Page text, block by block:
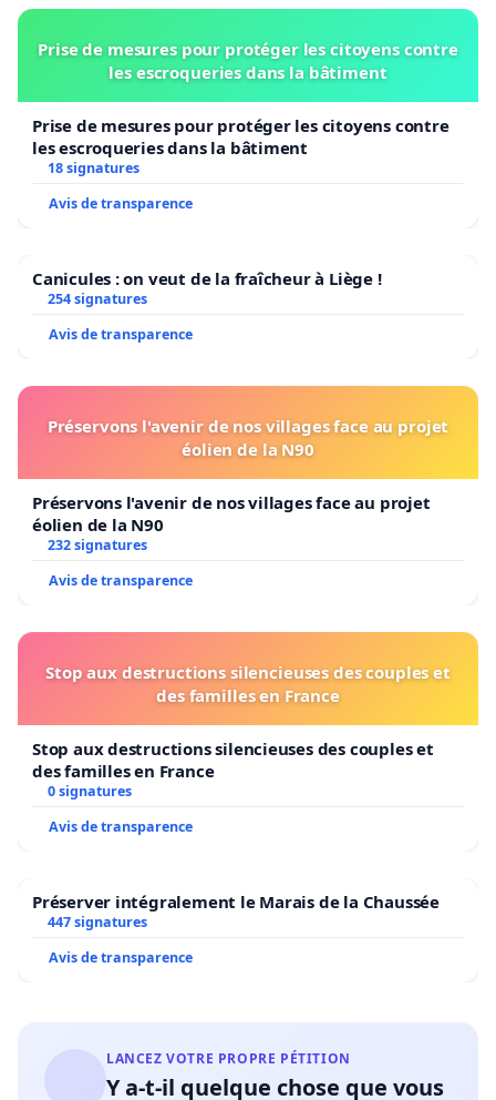
Prise de mesures pour protéger les citoyens contre
les escroqueries dans la bâtiment
Prise de mesures pour protéger les citoyens contre
les escroqueries dans la bâtiment
18 signatures
Avis de transparence
Canicules : on veut de la fraîcheur à Liège !
254 signatures
Avis de transparence
Préservons l'avenir de nos villages face au projet
éolien de la N90
Préservons l'avenir de nos villages face au projet
éolien de la N90
232 signatures
Avis de transparence
Stop aux destructions silencieuses des couples et
des familles en France
Stop aux destructions silencieuses des couples et
des familles en France
0 signatures
Avis de transparence
Préserver intégralement le Marais de la Chaussée
447 signatures
Avis de transparence
LANCEZ VOTRE PROPRE PÉTITION
Y a-t-il quelque chose que vous